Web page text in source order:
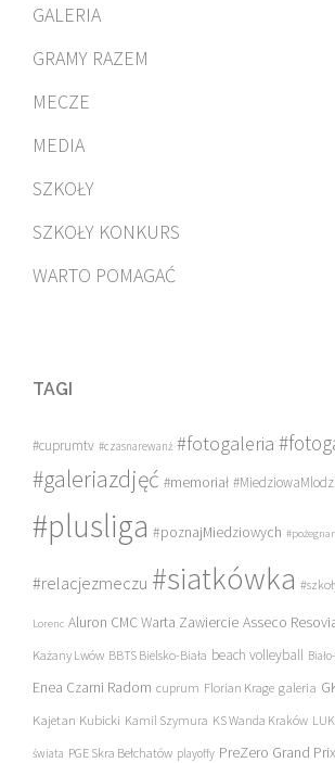
GALERIA
GRAMY RAZEM
MECZE
MEDIA
SZKOŁY
SZKOŁY KONKURS
WARTO POMAGAĆ
TAGI
#cuprumtv #czasnarewanż #fotogaleria
#galeriazdjęć #memoriał
#plusliga #poznajMiedziowych
#relacjezmeczu #siatkówka
Lorenc Aluron CMC Warta Zawiercie Asseco
Każany Lwów BBTS Bielsko-Biała beach volleyball
Enea Czarni Radom cuprum Florian Krage galeria
Kajetan Kubicki Kamil Szymura KS Wanda Kraków
świata PGE Skra Bełchatów playoffy PreZero Grand